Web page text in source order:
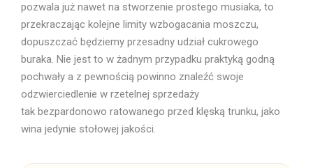
pozwala już nawet na stworzenie prostego musiaka, to
przekraczając kolejne limity wzbogacania moszczu,
dopuszczać będziemy przesadny udział cukrowego
buraka. Nie jest to w żadnym przypadku praktyką godną
pochwały a z pewnością powinno znaleźć swoje
odzwierciedlenie w rzetelnej sprzedaży
tak bezpardonowo ratowanego przed klęską trunku, jako
wina jedynie stołowej jakości.